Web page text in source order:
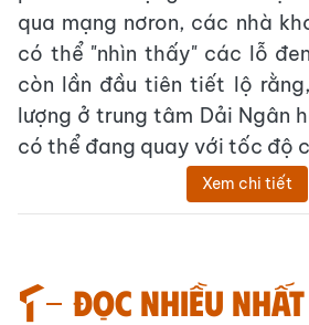
qua mạng nơron, các nhà
có thể "nhìn thấy" các lỗ
còn lần đầu tiên tiết lộ
lượng ở trung tâm Dải Ngân
có thể đang quay với tốc độ
Xem chi tiết
Đọc nhiều nhất